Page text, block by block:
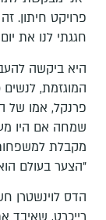
פרויקט חיתון.
חגגתי לנו את
היא ביקשה
המוגזמת,
פרנקל, אמו של
שמחה אם היו
מקבלת
"הצער בעולם
הדס לוינשטרן